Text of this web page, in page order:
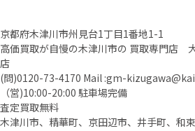
京都府木津川市州見台1丁目1番地1-1
高価買取が自慢の木津川市の 買取専門店
店
(問)0120-73-4170 Mail :gm-
（営)10:00-20:00 駐車場完備
査定買取無料
木津川市、精華町、京田辺市、井手町、和